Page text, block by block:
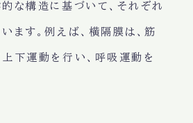
な構造 に基づいて、それぞれ
ます。例えば、横隔膜は、筋
上下運動を行い、呼吸運動を